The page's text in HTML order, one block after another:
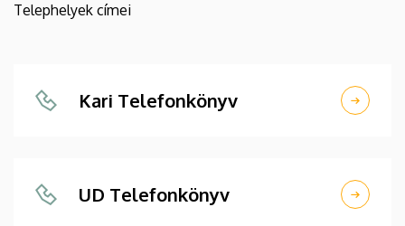
Telephelyek címei
Kari Telefonkönyv
UD Telefonkönyv